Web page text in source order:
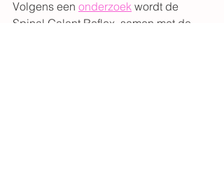
Volgens een onderzoek wordt de
Spinal Galant Reflex, samen met de